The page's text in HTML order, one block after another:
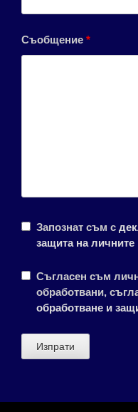
Съобщение *
Запознат съм с
защита на
Съгласен съм
обработвани,
обработване и